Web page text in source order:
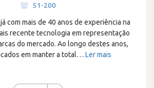
51-200
com mais de 40 anos de experiência na
recente tecnologia em representação
do mercado. Ao longo destes anos,
em manter a total… Ler mais